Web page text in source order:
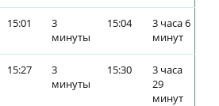
15:01
3
минуты
15:04
3 часа 6
минут
15:27
3
минуты
15:30
3 часа
29
минут